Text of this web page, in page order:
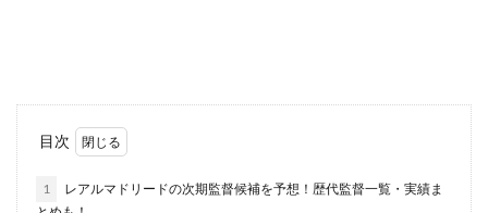
目次
1
レアルマドリードの次期監督候補を予想！歴代監督一覧・実績ま